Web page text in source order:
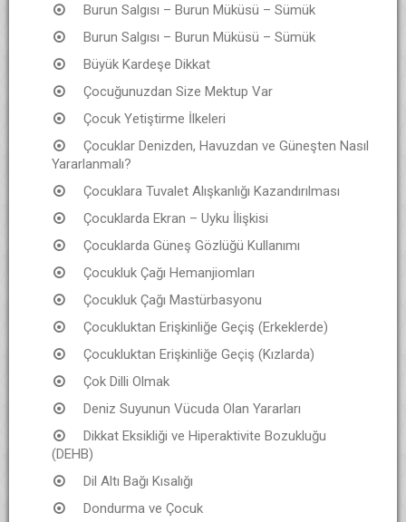
Burun Salgısı – Burun Müküsü – Sümük
Burun Salgısı – Burun Müküsü – Sümük
Büyük Kardeşe Dikkat
Çocuğunuzdan Size Mektup Var
Çocuk Yetiştirme İlkeleri
Çocuklar Denizden, Havuzdan ve Güneşten Nasıl
Yararlanmalı?
Çocuklara Tuvalet Alışkanlığı Kazandırılması
Çocuklarda Ekran – Uyku İlişkisi
Çocuklarda Güneş Gözlüğü Kullanımı
Çocukluk Çağı Hemanjiomları
Çocukluk Çağı Mastürbasyonu
Çocukluktan Erişkinliğe Geçiş (Erkeklerde)
Çocukluktan Erişkinliğe Geçiş (Kızlarda)
Çok Dilli Olmak
Deniz Suyunun Vücuda Olan Yararları
Dikkat Eksikliği ve Hiperaktivite Bozukluğu
(DEHB)
Dil Altı Bağı Kısalığı
Dondurma ve Çocuk